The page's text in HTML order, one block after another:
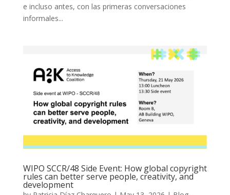
e incluso antes, con las primeras conversaciones
informales...
WIPO SCCR/48 Side Event: How global copyright
rules can better serve people, creativity, and
development